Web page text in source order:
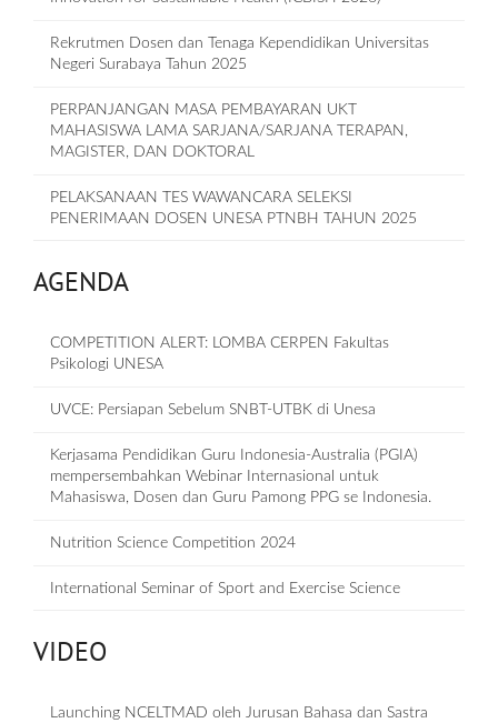
Rekrutmen Dosen dan Tenaga Kependidikan Universitas
Negeri Surabaya Tahun 2025
PERPANJANGAN MASA PEMBAYARAN UKT
MAHASISWA LAMA SARJANA/SARJANA TERAPAN,
MAGISTER, DAN DOKTORAL
PELAKSANAAN TES WAWANCARA SELEKSI
PENERIMAAN DOSEN UNESA PTNBH TAHUN 2025
AGENDA
COMPETITION ALERT: LOMBA CERPEN Fakultas
Psikologi UNESA
UVCE: Persiapan Sebelum SNBT-UTBK di Unesa
Kerjasama Pendidikan Guru Indonesia-Australia (PGIA)
mempersembahkan Webinar Internasional untuk
Mahasiswa, Dosen dan Guru Pamong PPG se Indonesia.
Nutrition Science Competition 2024
International Seminar of Sport and Exercise Science
VIDEO
Launching NCELTMAD oleh Jurusan Bahasa dan Sastra